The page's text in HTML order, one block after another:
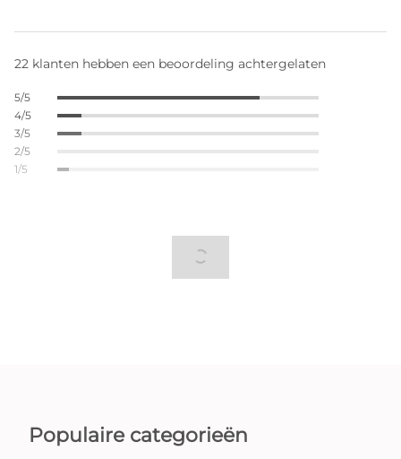
22 klanten hebben een beoordeling achtergelaten
5/5
4/5
3/5
2/5
1/5
Populaire categorieën